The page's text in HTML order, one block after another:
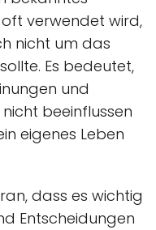
verwendet wird,
nicht um das
Es bedeutet,
und
beeinflussen
eigenes Leben
dass es wichtig
Entscheidungen